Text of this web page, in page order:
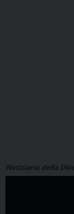
Notiziario della